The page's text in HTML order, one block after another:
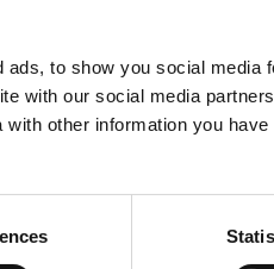
to show you social media
with our social media
other information you
der kan bruges til at